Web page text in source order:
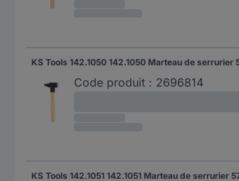
Code produit : 2696814